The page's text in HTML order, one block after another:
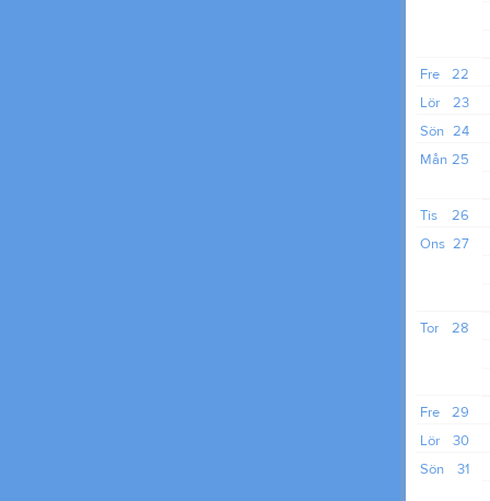
22
Fre
23
Lör
24
Sön
25
Mån
26
Tis
27
Ons
28
Tor
29
Fre
30
Lör
31
Sön